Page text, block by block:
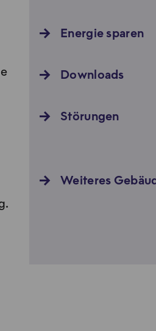
Energie sparen
Downloads
Störungen
Weiteres